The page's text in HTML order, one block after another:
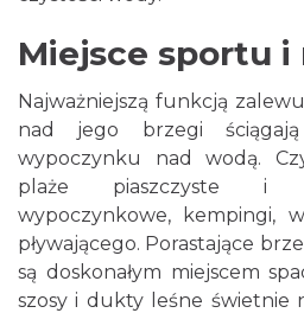
Miejsce sportu i
Najważniejszą funkcją
nad jego brzegi ściągają
wypoczynku nad wodą.
plaże piaszczyste i
wypoczynkowe, kempingi,
pływającego. Porastające
są doskonałym miejscem
szosy i dukty leśne świetnie